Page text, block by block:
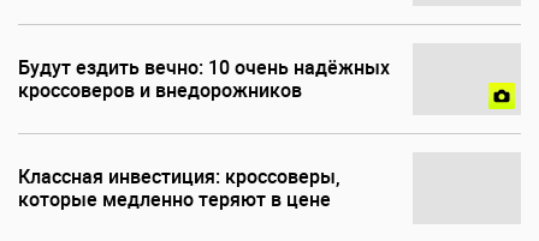
Будут ездить вечно: 10 очень надёжных
кроссоверов и внедорожников
Классная инвестиция: кроссоверы,
которые медленно теряют в цене